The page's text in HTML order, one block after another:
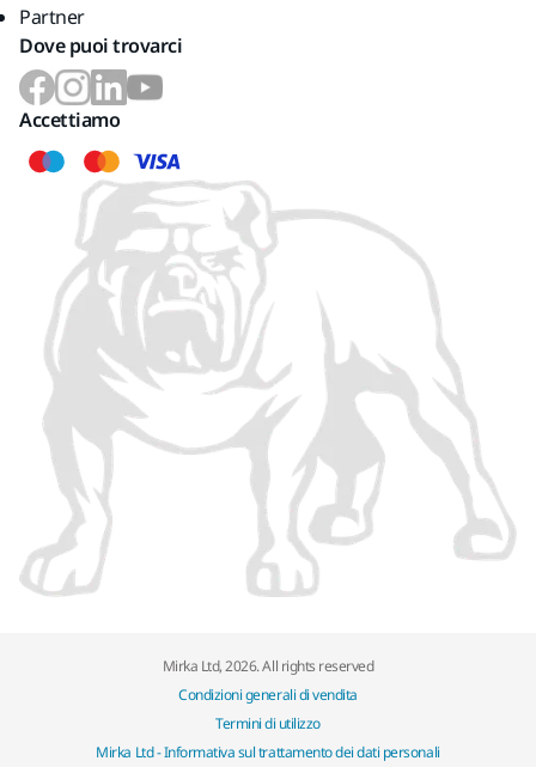
Partner
Dove puoi trovarci
Accettiamo
Mirka Ltd, 2026. All rights reserved
Condizioni generali di vendita
Termini di utilizzo
Mirka Ltd - Informativa sul trattamento dei dati personali